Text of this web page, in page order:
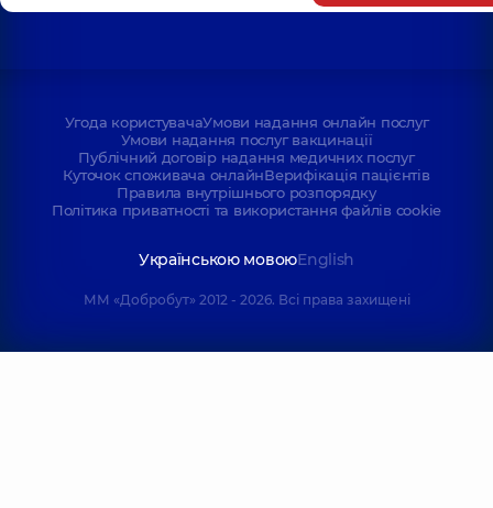
Угода користувачаУмови надання онлайн послуг
Умови надання послуг вакцинації
Публічний договір надання медичних послуг
Куточок споживача онлайнВерифікація пацієнтів
Правила внутрішнього розпорядку
Політика приватності та використання файлів cookie
Українською мовоюEnglish
ММ «Добробут» 2012 - 2026. Всі права захищені